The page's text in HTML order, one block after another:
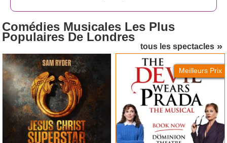
tous les spectacles
Comédies Musicales Les Plus
Populaires De Londres
Jesus Christ Superstar
(London Palladium)
Meilleurs Prix
The Devil Wears Prada